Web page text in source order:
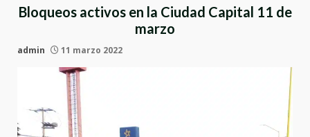
Bloqueos activos en la Ciudad Capital 11 de
marzo
admin 11 marzo 2022